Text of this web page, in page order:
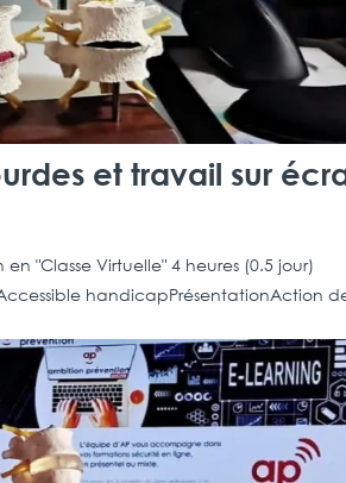
et travail sur
"Classe Virtuelle" 4 heures (0.5 jour)
handicapPrésentationAction